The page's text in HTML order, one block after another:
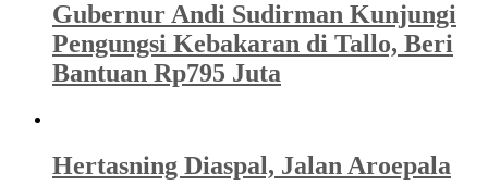
Gubernur Andi Sudirman Kunjungi
Pengungsi Kebakaran di Tallo, Beri
Bantuan Rp795 Juta
Hertasning Diaspal, Jalan Aroepala